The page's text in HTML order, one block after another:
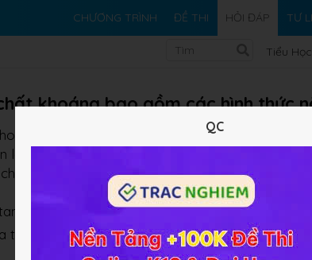
CHƯƠNG TRÌNH ĐỀ THI HỎI ĐÁP TƯ
Tiểu Học
khoáng bao gồm các hình thức
bao gồm các hình thức nào sau đây?
lọc, chất khoáng đi từ nơi có nồng độ thấp ở đất
tán từ nơi có nồng độ cao của đất, sang tế
trong nước đi vào rễ theo dòng nước.
tế bào rễ với keo đất
QC